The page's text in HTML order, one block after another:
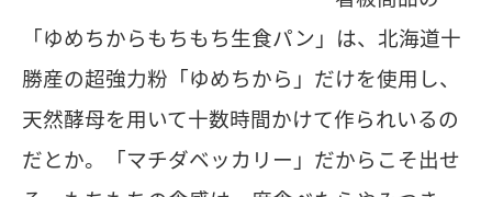
「ゆめちからもちもち生食パン」は、北海道十
勝産の超強力粉「ゆめちから」だけを使用し、
天然酵母を用いて十数時間かけて作られいるの
だとか。「マチダベッカリー」だからこそ出せ